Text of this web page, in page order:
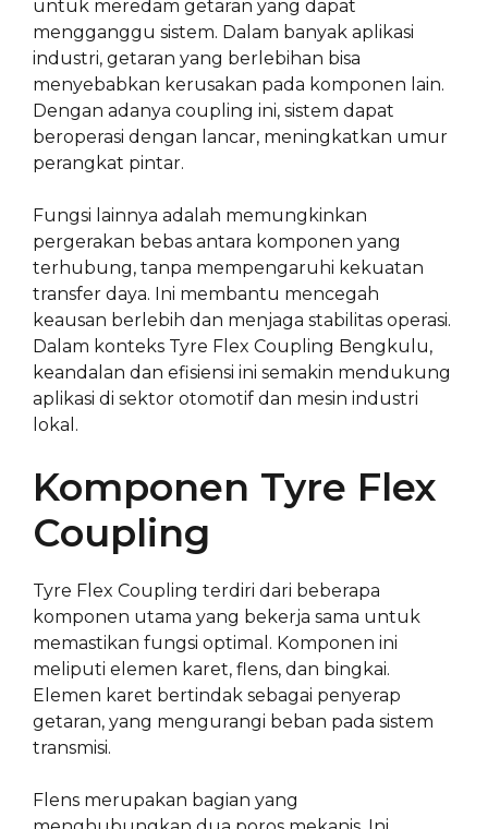
untuk meredam getaran yang dapat
mengganggu sistem. Dalam banyak aplikasi
industri, getaran yang berlebihan bisa
menyebabkan kerusakan pada komponen lain.
Dengan adanya coupling ini, sistem dapat
beroperasi dengan lancar, meningkatkan umur
perangkat pintar.
Fungsi lainnya adalah memungkinkan
pergerakan bebas antara komponen yang
terhubung, tanpa mempengaruhi kekuatan
transfer daya. Ini membantu mencegah
keausan berlebih dan menjaga stabilitas operasi.
Dalam konteks Tyre Flex Coupling Bengkulu,
keandalan dan efisiensi ini semakin mendukung
aplikasi di sektor otomotif dan mesin industri
lokal.
Komponen Tyre Flex
Coupling
Tyre Flex Coupling terdiri dari beberapa
komponen utama yang bekerja sama untuk
memastikan fungsi optimal. Komponen ini
meliputi elemen karet, flens, dan bingkai.
Elemen karet bertindak sebagai penyerap
getaran, yang mengurangi beban pada sistem
transmisi.
Flens merupakan bagian yang